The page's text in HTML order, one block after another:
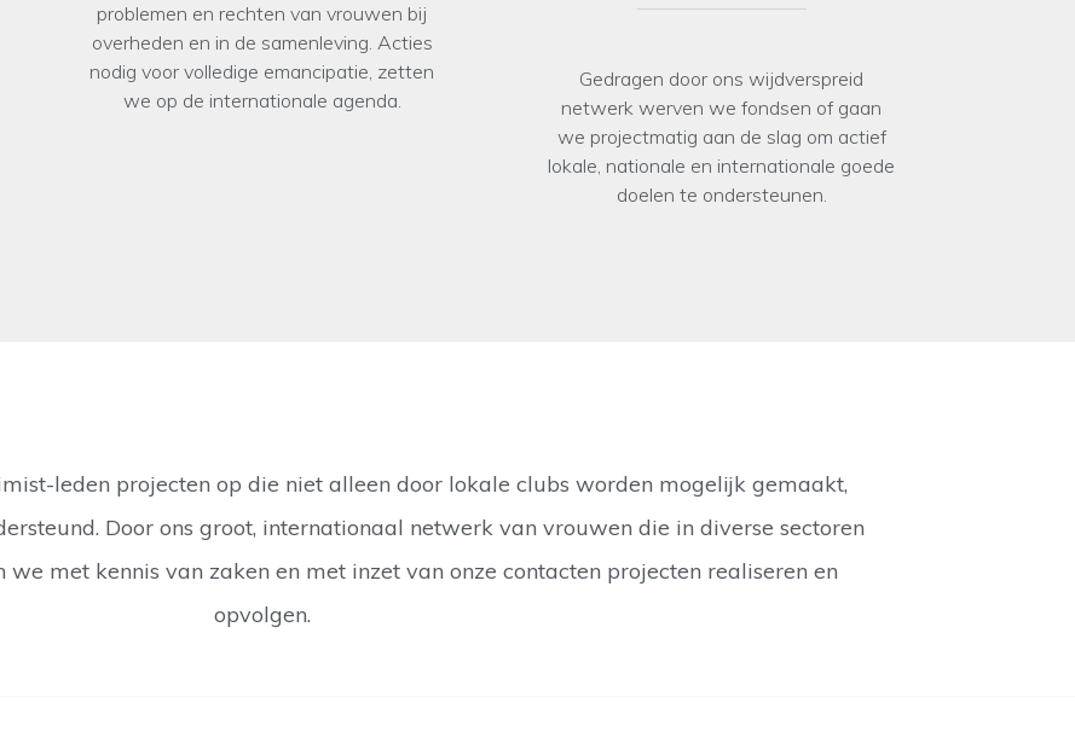
problemen en rechten van vrouwen bij
overheden en in de samenleving. Acties
nodig voor volledige emancipatie, zetten
we op de internationale agenda.
Gedragen door ons wijdverspreid
netwerk werven we fondsen of gaan
we projectmatig aan de slag om actief
lokale, nationale en internationale goede
doelen te ondersteunen.
leden projecten op die niet alleen door lokale clubs worden mogelijk gemaakt,
Door ons groot, internationaal netwerk van vrouwen die in diverse sectoren
we met kennis van zaken en met inzet van onze contacten projecten realiseren en
opvolgen.